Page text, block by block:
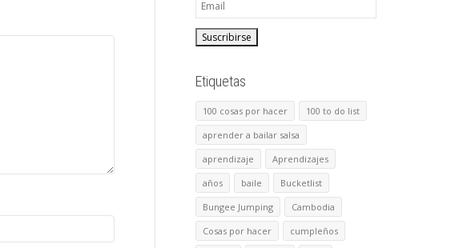
Etiquetas
100 cosas por hacer
100 to do list
aprender a bailar salsa
aprendizaje
Aprendizajes
años
baile
Bucketlist
Bungee Jumping
Cambodia
Cosas por hacer
cumpleños